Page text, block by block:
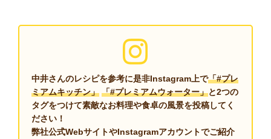
中井さんのレシピを参考に是非Instagram上で「#プレ
ミアムキッチン」 「#プレミアムウォーター」と2つの
タグをつけて素敵なお料理や食卓の風景を投稿してく
ださい！
弊社公式WebサイトやInstagramアカウントでご紹介